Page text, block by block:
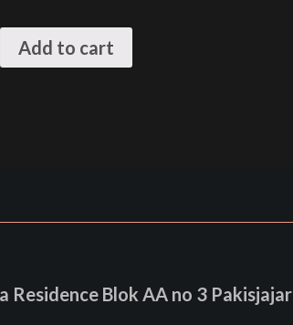
Add to cart
Residence Blok AA no 3 Pakisjajar